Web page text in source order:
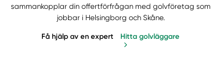
sammankopplar din offertförfrågan med golvföretag som
jobbar i Helsingborg och Skåne.
Få hjälp av en expert Hitta golvläggare